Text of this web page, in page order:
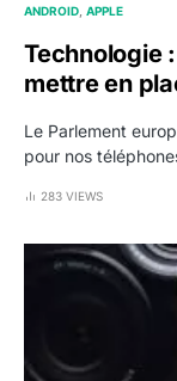
ANDROID APPLE
Technologie
mettre en
Le Parlement
pour nos
283 VIEWS